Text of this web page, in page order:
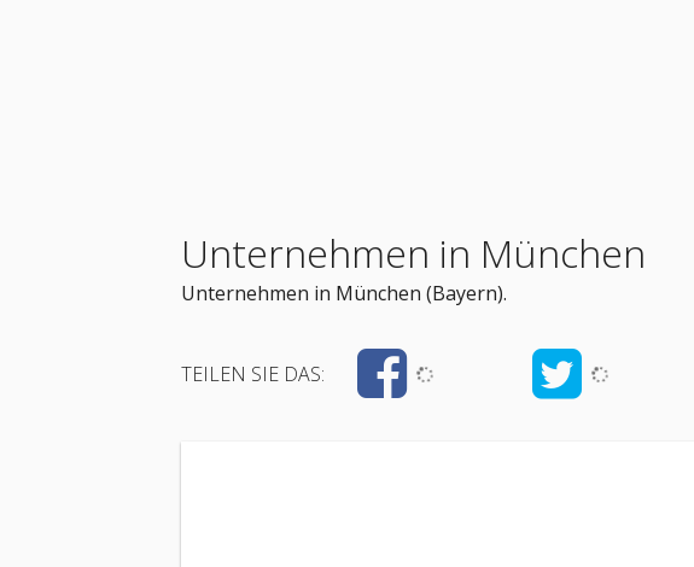
Unternehmen in München
Unternehmen in München (Bayern).
TEILEN SIE DAS: